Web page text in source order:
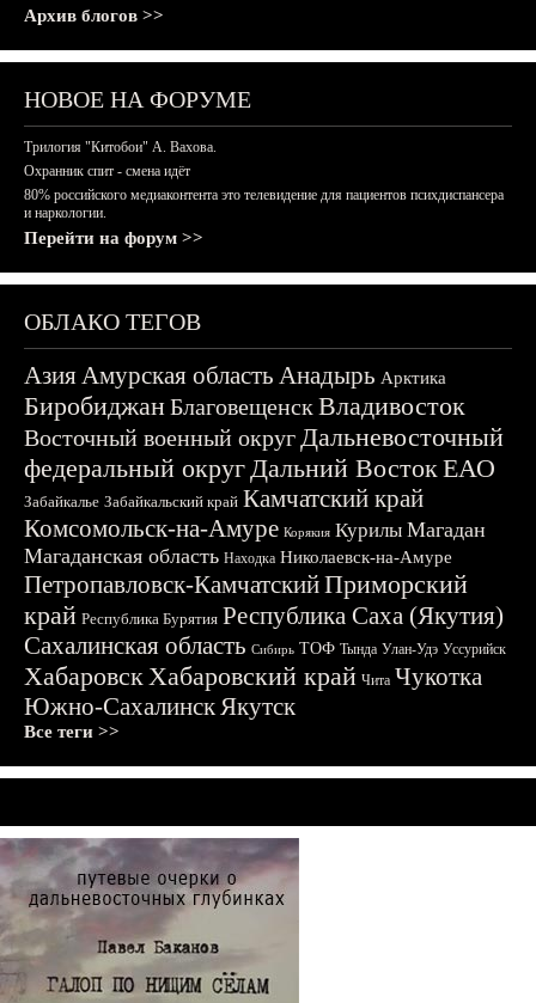
Архив блогов >>
НОВОЕ НА ФОРУМЕ
Трилогия "Китобои" А. Вахова.
Охранник спит - смена идёт
80% российского медиаконтента это телевидение для пациентов психдиспансера
и наркологии.
Перейти на форум >>
ОБЛАКО ТЕГОВ
АзияАмурская область Анадырь Арктика
БиробиджанБлаговещенскВладивосток
Восточный военный округДальневосточный
федеральный округДальний ВостокЕАО
Забайкалье Забайкальский край Камчатский край
Комсомольск-на-Амуре Корякия Курилы Магадан
Магаданская область Находка Николаевск-на-Амуре
Петропавловск-КамчатскийПриморский
край Республика Бурятия Республика Саха (Якутия)
Сахалинская область Сибирь ТОФ Тында Улан-Удэ Уссурийск
ХабаровскХабаровский край Чита Чукотка
Южно-СахалинскЯкутск
Все теги >>